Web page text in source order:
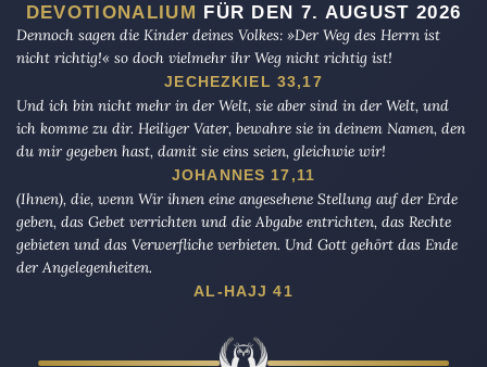
DEVOTIONALIUM FÜR DEN 7. AUGUST 2026
Dennoch sagen die Kinder deines Volkes: »Der Weg des Herrn ist
nicht richtig!« so doch vielmehr ihr Weg nicht richtig ist!
JECHEZKIEL 33,17
Und ich bin nicht mehr in der Welt, sie aber sind in der Welt, und
ich komme zu dir. Heiliger Vater, bewahre sie in deinem Namen, den
du mir gegeben hast, damit sie eins seien, gleichwie wir!
JOHANNES 17,11
(Ihnen), die, wenn Wir ihnen eine angesehene Stellung auf der Erde
geben, das Gebet verrichten und die Abgabe entrichten, das Rechte
gebieten und das Verwerfliche verbieten. Und Gott gehört das Ende
der Angelegenheiten.
AL-HAJJ 41